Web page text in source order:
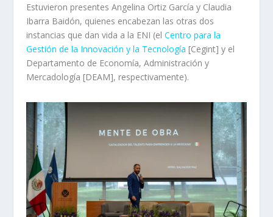
Estuvieron presentes Angelina Ortiz García y Claudia
Ibarra Baidón, quienes encabezan las otras dos
instancias que dan vida a la ENI (el Centro para la
Gestión de la Innovación y la Tecnología [Cegint] y el
Departamento de Economía, Administración y
Mercadología [DEAM], respectivamente).